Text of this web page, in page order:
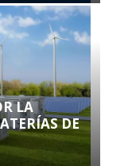
LA
DE